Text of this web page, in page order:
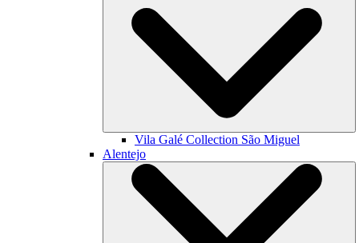
Vila Galé Collection São Miguel
Alentejo